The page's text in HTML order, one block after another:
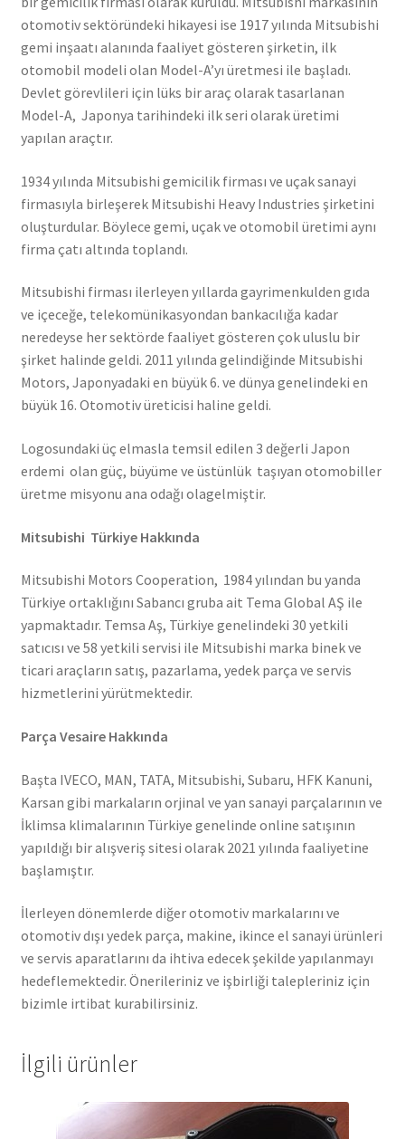
otomotiv sektöründeki hikayesi ise 1917 yılında Mitsubishi
gemi inşaatı alanında faaliyet gösteren şirketin, ilk
otomobil modeli olan Model-A’yı üretmesi ile başladı.
Devlet görevlileri için lüks bir araç olarak tasarlanan
Model-A, Japonya tarihindeki ilk seri olarak üretimi
yapılan araçtır.
1934 yılında Mitsubishi gemicilik firması ve uçak sanayi
firmasıyla birleşerek Mitsubishi Heavy Industries şirketini
oluşturdular. Böylece gemi, uçak ve otomobil üretimi aynı
firma çatı altında toplandı.
Mitsubishi firması ilerleyen yıllarda gayrimenkulden gıda
ve içeceğe, telekomünikasyondan bankacılığa kadar
neredeyse her sektörde faaliyet gösteren çok uluslu bir
şirket halinde geldi. 2011 yılında gelindiğinde Mitsubishi
Motors, Japonyadaki en büyük 6. ve dünya genelindeki en
büyük 16. Otomotiv üreticisi haline geldi.
Logosundaki üç elmasla temsil edilen 3 değerli Japon
erdemi olan güç, büyüme ve üstünlük taşıyan otomobiller
üretme misyonu ana odağı olagelmiştir.
Mitsubishi Türkiye Hakkında
Mitsubishi Motors Cooperation, 1984 yılından bu yanda
Türkiye ortaklığını Sabancı gruba ait Tema Global AŞ ile
yapmaktadır. Temsa Aş, Türkiye genelindeki 30 yetkili
satıcısı ve 58 yetkili servisi ile Mitsubishi marka binek ve
ticari araçların satış, pazarlama, yedek parça ve servis
hizmetlerini yürütmektedir.
Parça Vesaire Hakkında
Başta IVECO, MAN, TATA, Mitsubishi, Subaru, HFK Kanuni,
Karsan gibi markaların orjinal ve yan sanayi parçalarının ve
İklimsa klimalarının Türkiye genelinde online satışının
yapıldığı bir alışveriş sitesi olarak 2021 yılında faaliyetine
başlamıştır.
İlerleyen dönemlerde diğer otomotiv markalarını ve
otomotiv dışı yedek parça, makine, ikince el sanayi ürünleri
ve servis aparatlarını da ihtiva edecek şekilde yapılanmayı
hedeflemektedir. Önerileriniz ve işbirliği talepleriniz için
bizimle irtibat kurabilirsiniz.
İlgili ürünler